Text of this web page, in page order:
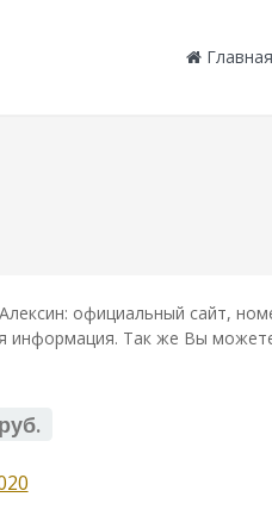
Главная
официальный сайт,
информация. Так же Вы